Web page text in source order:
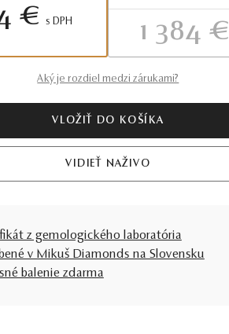
€ S DPH 1 384 €
Aký je rozdiel medzi zárukami?
VLOŽIŤ DO KOŠÍKA
VIDIEŤ NAŽIVO
z gemologického laboratória
v Mikuš Diamonds na Slovensku
balenie zdarma